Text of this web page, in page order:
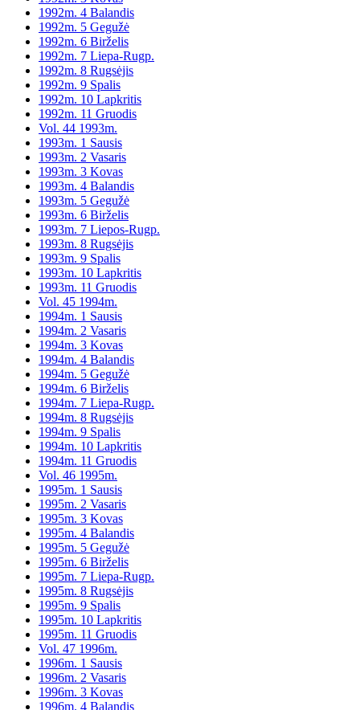
1992m. 4 Balandis
1992m. 5 Gegužė
1992m. 6 Birželis
1992m. 7 Liepa-Rugp.
1992m. 8 Rugsėjis
1992m. 9 Spalis
1992m. 10 Lapkritis
1992m. 11 Gruodis
Vol. 44 1993m.
1993m. 1 Sausis
1993m. 2 Vasaris
1993m. 3 Kovas
1993m. 4 Balandis
1993m. 5 Gegužė
1993m. 6 Birželis
1993m. 7 Liepos-Rugp.
1993m. 8 Rugsėjis
1993m. 9 Spalis
1993m. 10 Lapkritis
1993m. 11 Gruodis
Vol. 45 1994m.
1994m. 1 Sausis
1994m. 2 Vasaris
1994m. 3 Kovas
1994m. 4 Balandis
1994m. 5 Gegužė
1994m. 6 Birželis
1994m. 7 Liepa-Rugp.
1994m. 8 Rugsėjis
1994m. 9 Spalis
1994m. 10 Lapkritis
1994m. 11 Gruodis
Vol. 46 1995m.
1995m. 1 Sausis
1995m. 2 Vasaris
1995m. 3 Kovas
1995m. 4 Balandis
1995m. 5 Gegužė
1995m. 6 Birželis
1995m. 7 Liepa-Rugp.
1995m. 8 Rugsėjis
1995m. 9 Spalis
1995m. 10 Lapkritis
1995m. 11 Gruodis
Vol. 47 1996m.
1996m. 1 Sausis
1996m. 2 Vasaris
1996m. 3 Kovas
1996m. 4 Balandis